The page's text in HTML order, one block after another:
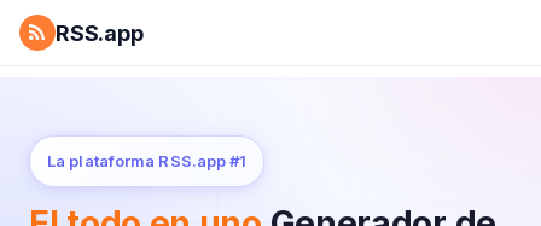
RSS.app
La plataforma RSS.app #1